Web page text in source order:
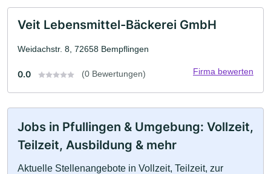
Veit Lebensmittel-Bäckerei GmbH
Weidachstr. 8, 72658 Bempflingen
0.0 (0 Bewertungen) Firma bewerten
Jobs in Pfullingen & Umgebung: Vollzeit,
Teilzeit, Ausbildung & mehr
Aktuelle Stellenangebote in Vollzeit, Teilzeit, zur